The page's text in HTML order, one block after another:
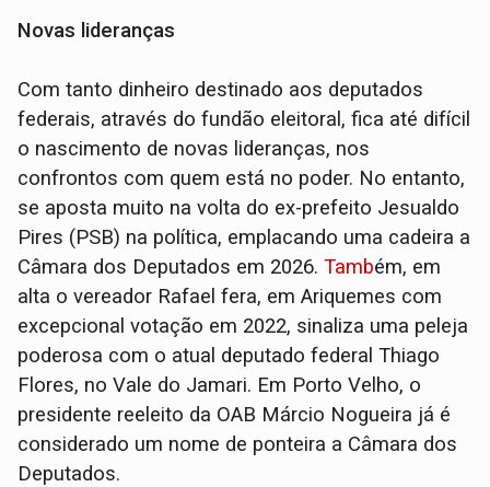
Novas lideranças
Com tanto dinheiro destinado aos deputados
federais, através do fundão eleitoral, fica até difícil
o nascimento de novas lideranças, nos
confrontos com quem está no poder. No entanto,
se aposta muito na volta do ex-prefeito Jesualdo
Pires (PSB) na política, emplacando uma cadeira a
Câmara dos Deputados em 2026.Também, em
alta o vereador Rafael fera, em Ariquemes com
excepcional votação em 2022, sinaliza uma peleja
poderosa com o atual deputado federal Thiago
Flores, no Vale do Jamari. Em Porto Velho, o
presidente reeleito da OAB Márcio Nogueira já é
considerado um nome de ponteira a Câmara dos
Deputados.